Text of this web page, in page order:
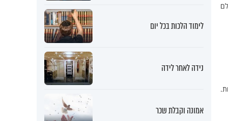
לימוד הלכות בכל יום
נידה לאחר לידה
אמונה וקבלת שכר